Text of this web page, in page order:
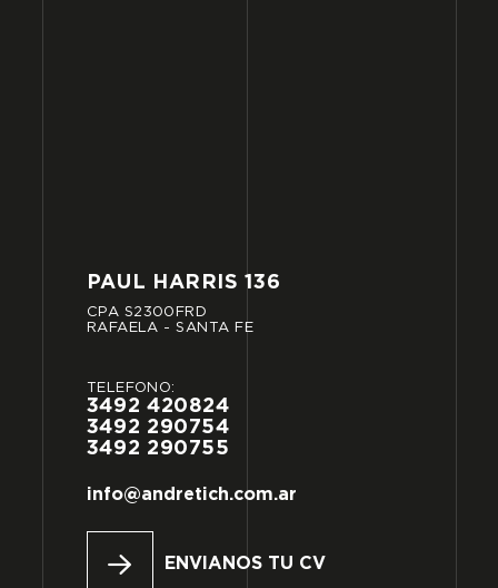
PAUL HARRIS 136
CPA S2300FRD
RAFAELA
- SANTA FE
TELÉFONO:
3492 420824
3492 290754
3492 290755
info@andretich.com.ar
ENVIANOS TU CV